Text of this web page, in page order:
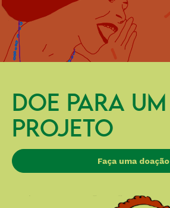
DOE PARA UM
PROJETO
Faça uma doação